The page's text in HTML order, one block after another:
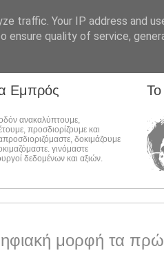
Εμπρός
ανακαλύπτουμε,
προσδιορίζουμε και
δοκιμάζουμε
γινόμαστε
δεδομένων και αξιών.
μορφή τα
traffic. Your IP address and
ensure quality of service,